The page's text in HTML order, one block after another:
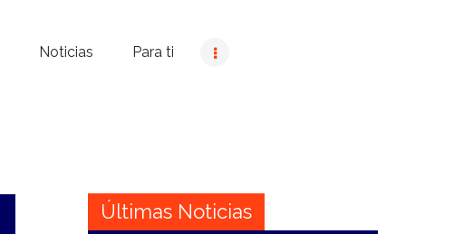
Noticias Para ti
Últimas Noticias